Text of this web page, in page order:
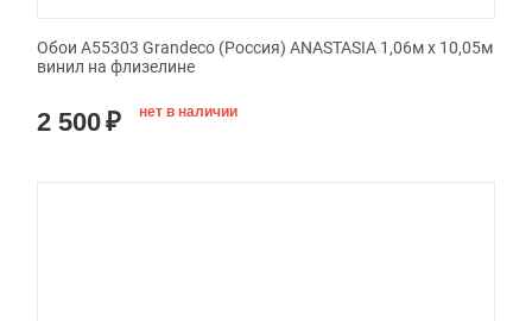
Обои A55303 Grandeco (Россия) ANASTASIA 1,06м х 10,05м
винил на флизелине
2 500₽ нет в наличии